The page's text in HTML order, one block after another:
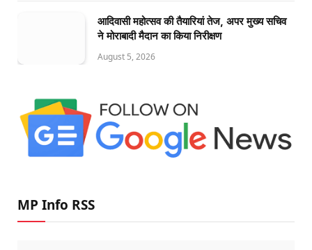
आदिवासी महोत्सव की तैयारियां तेज, अपर मुख्य सचिव
ने मोराबादी मैदान का किया निरीक्षण
August 5, 2026
MP Info RSS